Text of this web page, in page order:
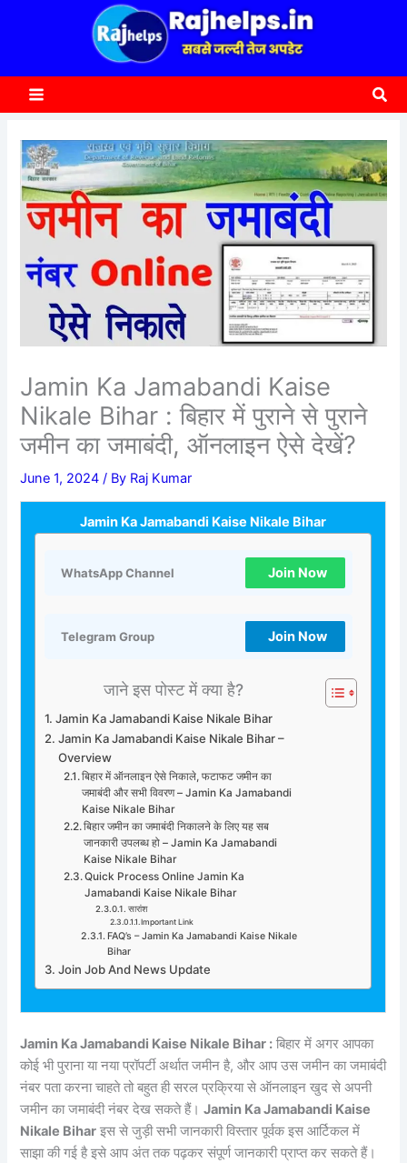
Jamin Ka Jamabandi Kaise
Nikale Bihar : बिहार में पुराने से पुराने
जमीन का जमाबंदी, ऑनलाइन ऐसे देखें?
June 1, 2024/ By Raj Kumar
Jamin Ka Jamabandi Kaise Nikale Bihar
WhatsApp Channel Join Now
Telegram Group Join Now
जाने इस पोस्ट में क्या है?
Jamin Ka Jamabandi Kaise Nikale Bihar
Jamin Ka Jamabandi Kaise Nikale Bihar –
Overview
बिहार में ऑनलाइन ऐसे निकाले, फटाफट जमीन का
जमाबंदी और सभी विवरण – Jamin Ka Jamabandi
Kaise Nikale Bihar
बिहार जमीन का जमाबंदी निकालने के लिए यह सब
जानकारी उपलब्ध हो – Jamin Ka Jamabandi
Kaise Nikale Bihar
Quick Process Online Jamin Ka
Jamabandi Kaise Nikale Bihar
सारांश
Important Link
FAQ’s – Jamin Ka Jamabandi Kaise Nikale
Bihar
Join Job And News Update
Jamin Ka Jamabandi Kaise Nikale Bihar : बिहार में अगर आपका
कोई भी पुराना या नया प्रॉपर्टी अर्थात जमीन है, और आप उस जमीन का जमाबंदी
नंबर पता करना चाहते तो बहुत ही सरल प्रक्रिया से ऑनलाइन खुद से अपनी
जमीन का जमाबंदी नंबर देख सकते हैं।Jamin Ka Jamabandi Kaise
Nikale Bihar इस से जुड़ी सभी जानकारी विस्तार पूर्वक इस आर्टिकल में
साझा की गई है इसे आप अंत तक पढ़कर संपूर्ण जानकारी प्राप्त कर सकते हैं।
c